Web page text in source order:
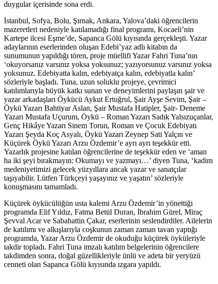
duygular içerisinde sona erdi.
İstanbul, Sofya, Bolu, Şırnak, Ankara, Yalova’daki öğrencilerin
mazeretleri nedeniyle katılamadığı final programı, Kocaeli’nin
Kartepe ilcesi Eşme’de, Sapanca Gölü kıyısında gerçekleşti. Yazar
adaylarının eserlerinden oluşan Edebi’yaz adlı kitabın da
sunumunun yapıldığı tören, proje müellifi Yazar Fahri Tuna’nın
‘okuyorsanız varsınız yoksa yoksunuz; yazıyorsunuz varsınız yoksa
yoksunuz. Edebiyatta kalın, edebiyatça kalın, edebiyatla kalın’
sözleriyle başladı. Tuna, uzun soluklu projeye, çevrimici
katılımlarıyla büyük katkı sunan ve deneyimlerini paylaşın şair ve
yazar arkadaşları Öykücü Aykut Ertuğrul, Şair Ayşe Sevim, Şair –
Öykü Yazarı Bahtiyar Aslan, Şair Mustafa Hatipler, Şair- Deneme
Yazarı Mustafa Uçurum, Öykü – Roman Yazarı Sadık Yalsızuçanlar,
Genç Hikâye Yazarı Sinem Torun, Roman ve Çocuk Edebiyatı
Yazarı Şeyda Koç Asyalı, Öykü Yazarı Zeynep Sati Yalçın ve
Küçürek Öykü Yazarı Arzu Özdemir’e ayrı ayrı teşekkür etti.
Yazarlık projesine katılan öğrencilerine de teşekkür eden ve ‘aman
ha iki şeyi bırakmayın: Okumayı ve yazmayı…’ diyen Tuna, ‘kadim
medeniyetimizi gelecek yüzyıllara ancak yazar ve sanatçılar
taşıyabilir. Lütfen Türkçeyi yaşayınız ve yaşatın’ sözleriyle
konuşmasını tamamladı.
Küçürek öykücülüğün usta kalemi Arzu Özdemir’in yönettiği
programda Elif Yıldız, Fatma Betül Duran, İbrahim Gürel, Miraç
Şevval Acar ve Sabahattin Çakar, eserlerinin seslendirdiler. Ailelerin
de katılımı ve alkışlarıyla coşkunun zaman zaman tavan yaptığı
programda, Yazar Arzu Özdemir de okuduğu küçürek öyküleriyle
takdir topladı. Fahri Tuna imzalı katılım belgelerinin öğrencilere
takdimden sonra, doğal güzellikleriyle ünlü ve adeta bir yeryüzü
cenneti olan Sapanca Gölü kıyısında ızgara yapıldı.